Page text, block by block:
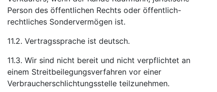
Person des öffentlichen Rechts oder öffentlich-
rechtliches Sondervermögen ist.
11.2. Vertragssprache ist deutsch.
11.3. Wir sind nicht bereit und nicht verpflichtet an
einem Streitbeilegungsverfahren vor einer
Verbraucherschlichtungsstelle teilzunehmen.